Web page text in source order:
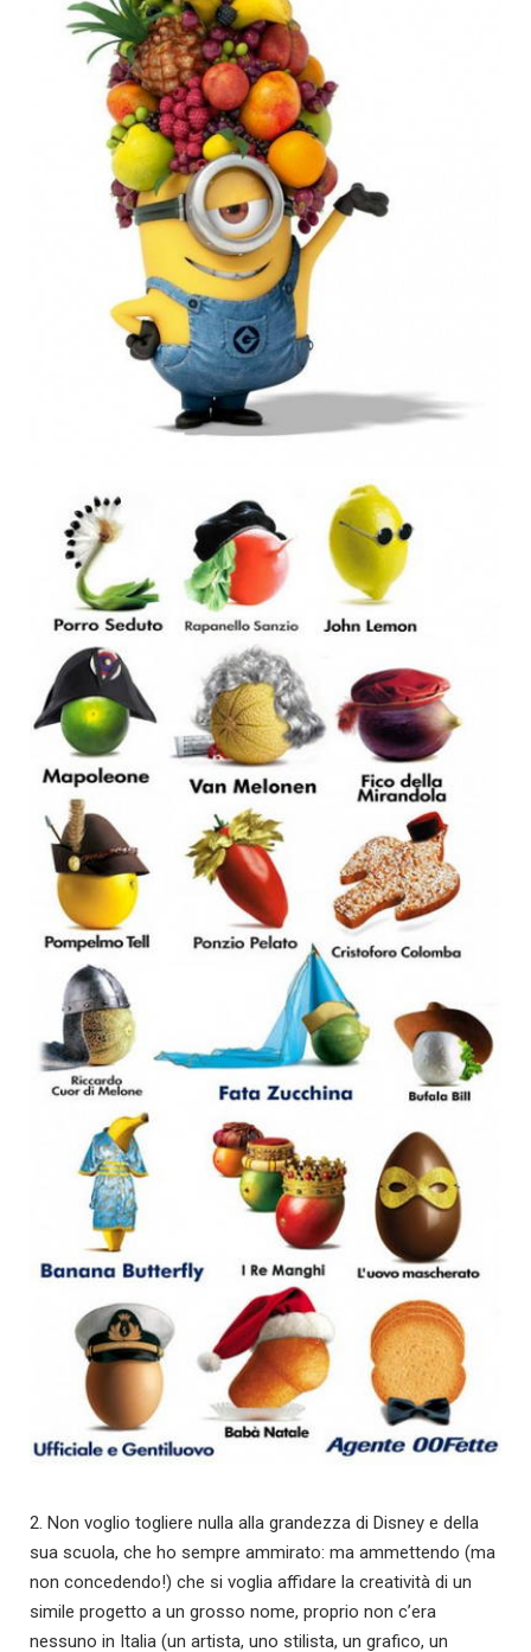
2. Non voglio togliere nulla alla grandezza di Disney e della
sua scuola, che ho sempre ammirato: ma ammettendo (ma
non concedendo!) che si voglia affidare la creatività di un
simile progetto a un grosso nome, proprio non c’era
nessuno in Italia (un artista, uno stilista, un grafico, un